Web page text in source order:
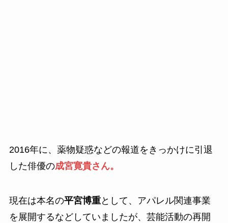
2016年に、薬物疑惑などの報道をきっかけに引退
した俳優の成宮寛貴さん。
現在は本名の平宮博重として、アパレル関連事業
を展開するなどしていましたが、芸能活動の再開